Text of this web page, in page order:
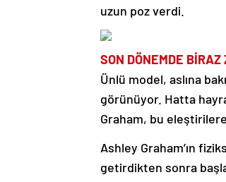
uzun poz verdi.
SON DÖNEMDE
Ünlü model, aslına
görünüyor. Hatta
Graham, bu
Ashley Graham’ın
getirdikten sonra